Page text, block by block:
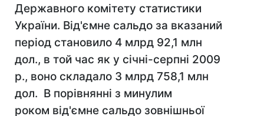
Державного комітету статистики
України. Від'ємне сальдо за вказаний
період становило 4 млрд 92,1 млн
дол., в той час як у січні-серпні 2009
р., воно складало 3 млрд 758,1 млн
дол. В порівнянні з минулим
роком від'ємне сальдо зовнішньої